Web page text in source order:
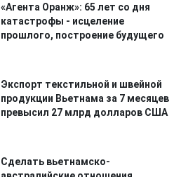
«Агента Оранж»: 65 лет со дня
катастрофы - исцеление
прошлого, построение будущего
Экспорт текстильной и швейной
продукции Вьетнама за 7 месяцев
превысил 27 млрд долларов США
Сделать вьетнамско-